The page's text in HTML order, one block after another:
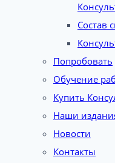
Состав
Попробовать
Обучение
Купить
Наши
Новости
Контакты